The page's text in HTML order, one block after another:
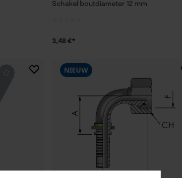
Schakel boutdiameter 12 mm
3,48 €*
NIEUW